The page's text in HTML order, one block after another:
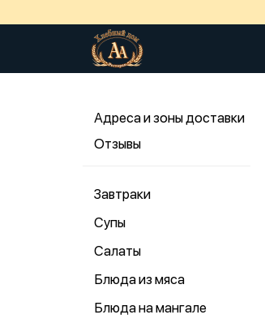
Адреса и зоны доставки
Отзывы
Завтраки
Супы
Салаты
Блюда из мяса
Блюда на мангале